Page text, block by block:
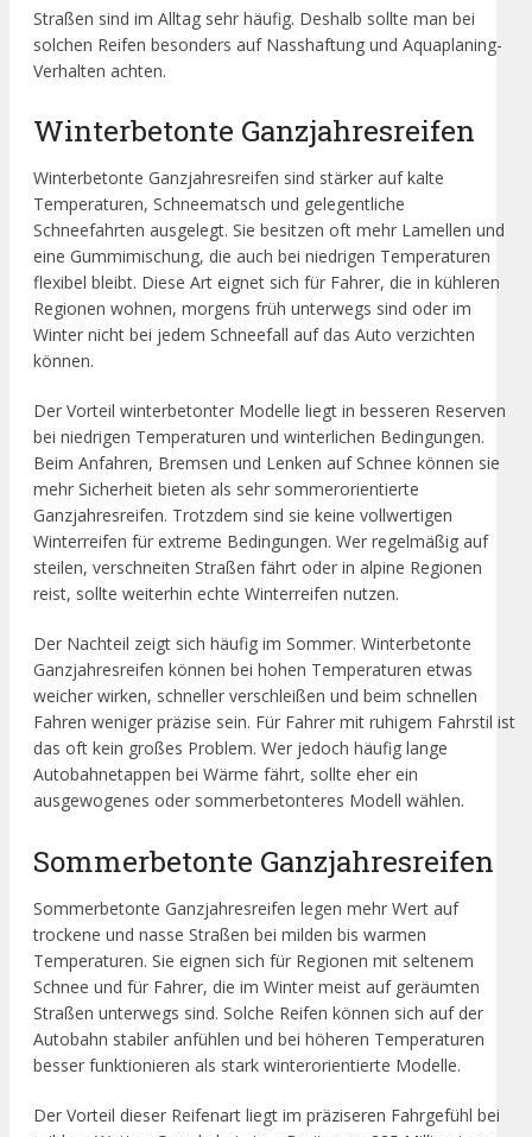
Straßen sind im Alltag sehr häufig. Deshalb sollte man bei
solchen Reifen besonders auf Nasshaftung und Aquaplaning-
Verhalten achten.
Winterbetonte Ganzjahresreifen
Winterbetonte Ganzjahresreifen sind stärker auf kalte
Temperaturen, Schneematsch und gelegentliche
Schneefahrten ausgelegt. Sie besitzen oft mehr Lamellen und
eine Gummimischung, die auch bei niedrigen Temperaturen
flexibel bleibt. Diese Art eignet sich für Fahrer, die in kühleren
Regionen wohnen, morgens früh unterwegs sind oder im
Winter nicht bei jedem Schneefall auf das Auto verzichten
können.
Der Vorteil winterbetonter Modelle liegt in besseren Reserven
bei niedrigen Temperaturen und winterlichen Bedingungen.
Beim Anfahren, Bremsen und Lenken auf Schnee können sie
mehr Sicherheit bieten als sehr sommerorientierte
Ganzjahresreifen. Trotzdem sind sie keine vollwertigen
Winterreifen für extreme Bedingungen. Wer regelmäßig auf
steilen, verschneiten Straßen fährt oder in alpine Regionen
reist, sollte weiterhin echte Winterreifen nutzen.
Der Nachteil zeigt sich häufig im Sommer. Winterbetonte
Ganzjahresreifen können bei hohen Temperaturen etwas
weicher wirken, schneller verschleißen und beim schnellen
Fahren weniger präzise sein. Für Fahrer mit ruhigem Fahrstil ist
das oft kein großes Problem. Wer jedoch häufig lange
Autobahnetappen bei Wärme fährt, sollte eher ein
ausgewogenes oder sommerbetonteres Modell wählen.
Sommerbetonte Ganzjahresreifen
Sommerbetonte Ganzjahresreifen legen mehr Wert auf
trockene und nasse Straßen bei milden bis warmen
Temperaturen. Sie eignen sich für Regionen mit seltenem
Schnee und für Fahrer, die im Winter meist auf geräumten
Straßen unterwegs sind. Solche Reifen können sich auf der
Autobahn stabiler anfühlen und bei höheren Temperaturen
besser funktionieren als stark winterorientierte Modelle.
Der Vorteil dieser Reifenart liegt im präziseren Fahrgefühl bei